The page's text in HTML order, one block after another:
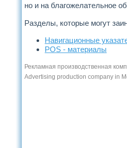
но и на благожелательное
Разделы, которые могут
Навигационные
POS - материалы
Рекламная производственная
Advertising production company in